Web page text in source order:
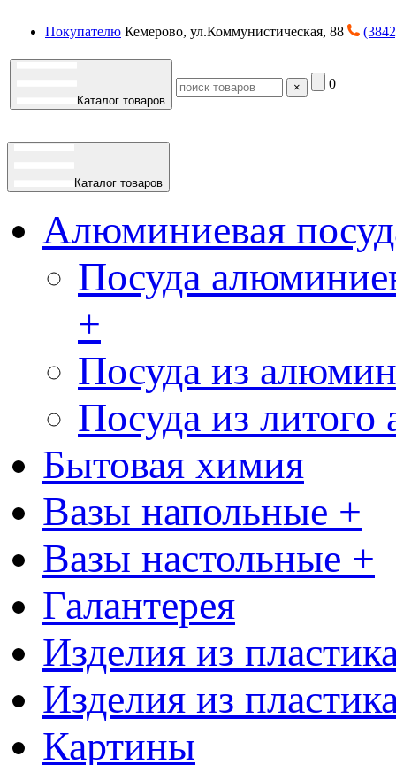
Покупателю Кемерово, ул.Коммунистическая, 88
Каталог товаров
× 0
Каталог товаров
Алюминиевая
Посуда
+
Посуда из
Посуда из
Бытовая химия
Вазы напольные +
Вазы настольные +
Галантерея
Изделия из
Изделия из
Картины